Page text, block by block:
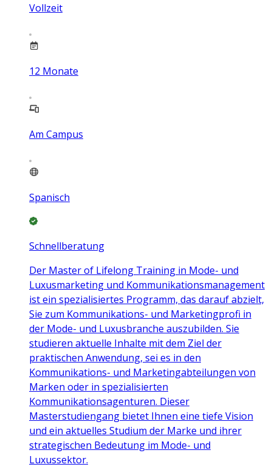
Vollzeit
12 Monate
Am Campus
Spanisch
Schnellberatung
Der Master of Lifelong Training in Mode- und
Luxusmarketing und Kommunikationsmanagement
ist ein spezialisiertes Programm, das darauf abzielt,
Sie zum Kommunikations- und Marketingprofi in
der Mode- und Luxusbranche auszubilden. Sie
studieren aktuelle Inhalte mit dem Ziel der
praktischen Anwendung, sei es in den
Kommunikations- und Marketingabteilungen von
Marken oder in spezialisierten
Kommunikationsagenturen. Dieser
Masterstudiengang bietet Ihnen eine tiefe Vision
und ein aktuelles Studium der Marke und ihrer
strategischen Bedeutung im Mode- und
Luxussektor.